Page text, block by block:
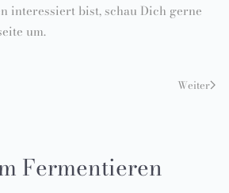
interessiert bist, schau Dich gerne
um.
Weiter
Fermentieren